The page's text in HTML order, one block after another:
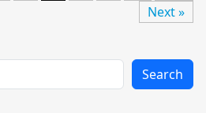
Next »
Search